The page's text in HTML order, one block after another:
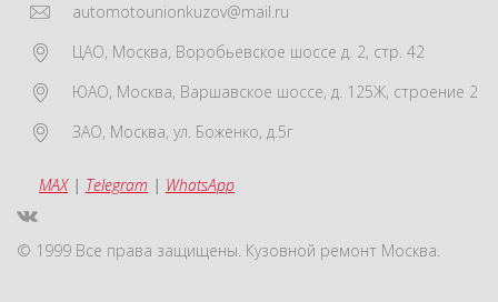
automotounionkuzov@mail.ru
ЦАО, Москва, Воробьевское шоссе д. 2, стр. 42
ЮАО, Москва, Варшавское шоссе, д. 125Ж, строение 2
ЗАО, Москва, ул. Боженко, д.5г
MAX| Telegram | WhatsApp
© 1999 Все права защищены. Кузовной ремонт Москва.